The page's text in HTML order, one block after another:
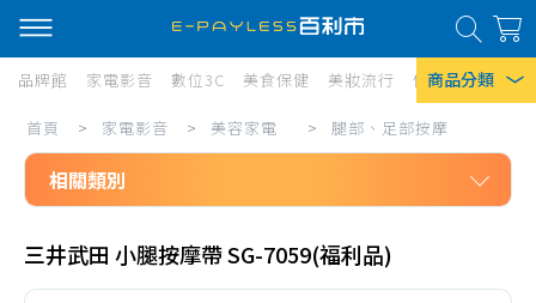
商品分類
熱門搜尋
風扇
除濕機
品牌館 家電影音 數位3C 美食保健 美妝流行 傢俱寢具 居
家
電
影
音/
美
首頁 > 家電影音 > 美容家電 > 腿部、足部按摩
相關類別
美容家電
三井武田 小腿按摩帶 SG-7059(福利品)